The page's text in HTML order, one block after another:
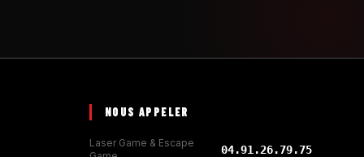
NOUS APPELER
Laser Game & Escape
04.91.26.79.75